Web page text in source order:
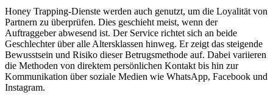
Honey Trapping-Dienste werden auch genutzt, um die Loyalität von
Partnern zu überprüfen. Dies geschieht meist, wenn der
Auftraggeber abwesend ist. Der Service richtet sich an beide
Geschlechter über alle Altersklassen hinweg. Er zeigt das steigende
Bewusstsein und Risiko dieser Betrugsmethode auf. Dabei variieren
die Methoden von direktem persönlichen Kontakt bis hin zur
Kommunikation über soziale Medien wie WhatsApp, Facebook und
Instagram.